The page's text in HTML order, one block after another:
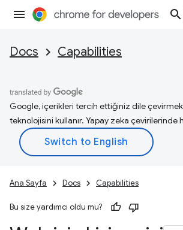
Docs Capabilities
Google, içerikleri tercih ettiğiniz dile
teknolojisini kullanır. Yapay zeka çevirilerinde
Ana Sayfa Docs Capabilities
Bu size yardımcı oldu mu?